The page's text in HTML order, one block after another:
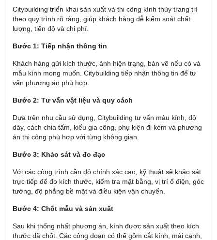
Citybuilding triển khai sản xuất và thi công kính thủy trang trí
theo quy trình rõ ràng, giúp khách hàng dễ kiểm soát chất
lượng, tiến độ và chi phí.
Bước 1: Tiếp nhận thông tin
Khách hàng gửi kích thước, ảnh hiện trạng, bản vẽ nếu có và
mẫu kính mong muốn. Citybuilding tiếp nhận thông tin để tư
vấn phương án phù hợp.
Bước 2: Tư vấn vật liệu và quy cách
Dựa trên nhu cầu sử dụng, Citybuilding tư vấn màu kính, độ
dày, cách chia tấm, kiểu gia công, phụ kiện đi kèm và phương
án thi công phù hợp với từng không gian.
Bước 3: Khảo sát và đo đạc
Với các công trình cần độ chính xác cao, kỹ thuật sẽ khảo sát
trực tiếp để đo kích thước, kiểm tra mặt bằng, vị trí ổ điện, góc
tường, độ phẳng bề mặt và điều kiện vận chuyển.
Bước 4: Chốt mẫu và sản xuất
Sau khi thống nhất phương án, kính được sản xuất theo kích
thước đã chốt. Các công đoạn có thể gồm cắt kính, mài cạnh,